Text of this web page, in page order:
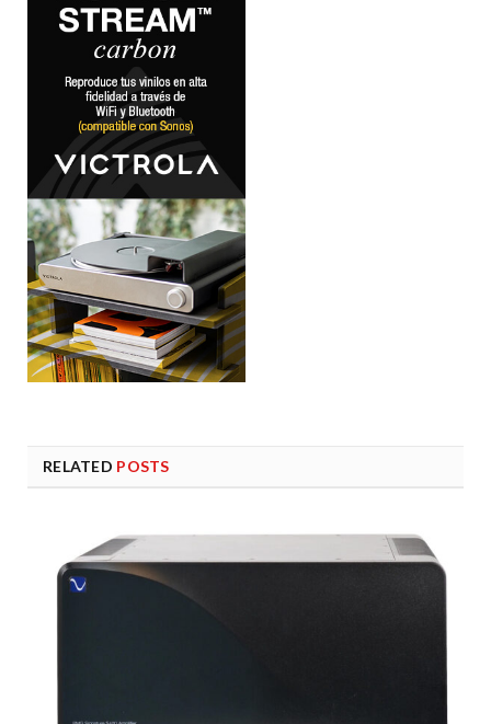
RELATED POSTS